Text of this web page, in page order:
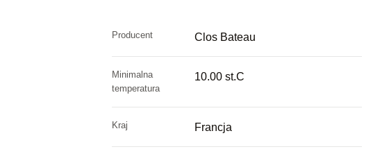
Producent Clos Bateau
Minimalna
temperatura
10.00 st.C
Kraj Francja